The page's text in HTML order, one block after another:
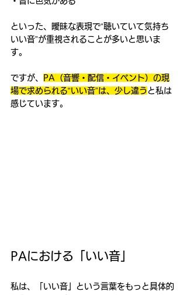
といった、曖昧な表現で“聴いていて気持ち
いい音”が重視されることが多いと思いま
す。
ですが、
PA（音響・配信・イベント）の現
場で求められる“いい音”は、少し違う と私は
感じています。
PAにおける「いい音」
私は、「いい音」という言葉をもっと具体的